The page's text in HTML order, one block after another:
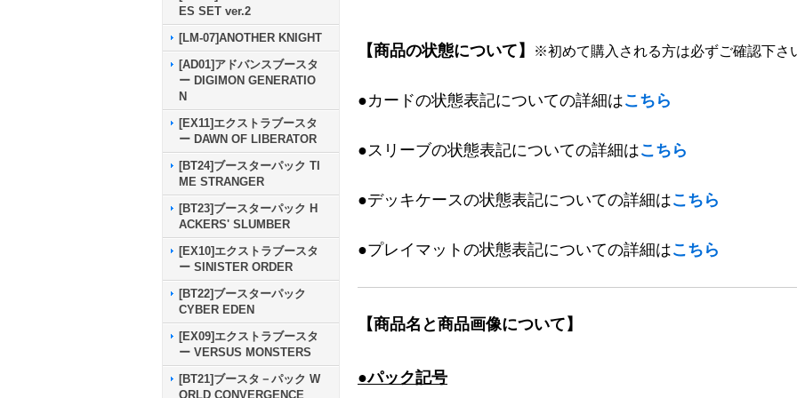
ES SET ver.2
[LM-07]ANOTHER KNIGHT
[AD01]アドバンスブースタ
ー DIGIMON GENERATIO
N
[EX11]エクストラブースタ
ー DAWN OF LIBERATOR
[BT24]ブースターパック TI
ME STRANGER
[BT23]ブースターパック H
ACKERS' SLUMBER
[EX10]エクストラブースタ
ー SINISTER ORDER
[BT22]ブースターパック
CYBER EDEN
[EX09]エクストラブースタ
ー VERSUS MONSTERS
[BT21]ブースタ－パック W
ORLD CONVERGENCE
【商品の状態について】 ※初めて購入される方は必ずご確認下さ
●カードの状態表記についての詳細はこちら
●スリーブの状態表記についての詳細はこちら
●デッキケースの状態表記についての詳細はこちら
●プレイマットの状態表記についての詳細はこちら
【商品名と商品画像について】
●パック記号